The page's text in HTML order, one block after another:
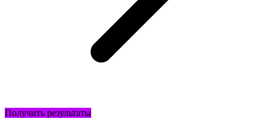
Получить результаты